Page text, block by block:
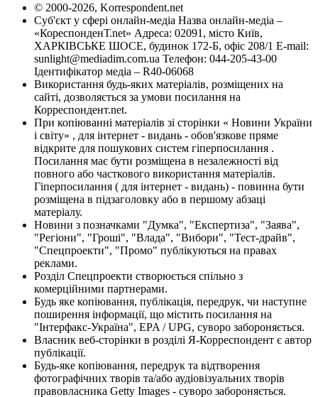
© 2000-2026, Korrespondent.net
Суб'єкт у сфері онлайн-медіа Назва онлайн-медіа –
«КореспонденТ.net» Адреса: 02091, місто Київ,
ХАРКІВСЬКЕ ШОСЕ, будинок 172-Б, офіс 208/1 E-mail:
sunlight@mediadim.com.ua Телефон: 044-205-43-00
Ідентифікатор медіа – R40-06068
Використання будь-яких матеріалів, розміщених на
сайті, дозволяється за умови посилання на
Корреспондент.net.
При копіюванні матеріалів зі сторінки « Новини України
і світу» , для інтернет - видань - обов'язкове пряме
відкрите для пошукових систем гіперпосилання .
Посилання має бути розміщена в незалежності від
повного або часткового використання матеріалів.
Гіперпосилання ( для інтернет - видань) - повинна бути
розміщена в підзаголовку або в першому абзаці
матеріалу.
Новини з позначками "Думка", "Експертиза", "Заява",
"Регіони", "Гроші", "Влада", "Вибори", "Тест-драйв",
"Спецпроекти", "Промо" публікуються на правах
реклами.
Розділ Спецпроекти створюється спільно з
комерційними партнерами.
Будь яке копіювання, публікація, передрук, чи наступне
поширення інформації, що містить посилання на
"Інтерфакс-Україна", EPA / UPG, суворо забороняється.
Власник веб-сторінки в розділі Я-Корреспондент є автор
публікації.
Будь-яке копіювання, передрук та відтворення
фотографічних творів та/або аудіовізуальних творів
правовласника Getty Images - суворо забороняється.